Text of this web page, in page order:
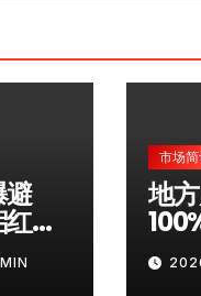
避
海
市场
地
层